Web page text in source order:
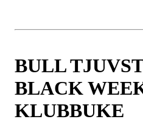
BULL
BLACK
KLUBBUKE